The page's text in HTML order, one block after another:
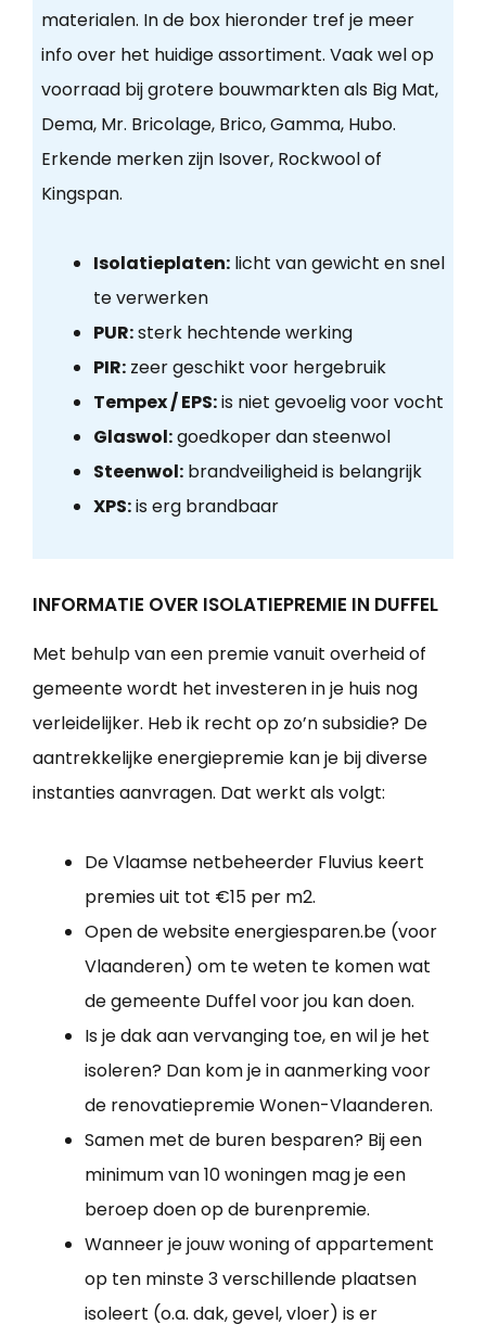
materialen. In de box hieronder tref je meer
info over het huidige assortiment. Vaak wel op
voorraad bij grotere bouwmarkten als Big Mat,
Dema, Mr. Bricolage, Brico, Gamma, Hubo.
Erkende merken zijn Isover, Rockwool of
Kingspan.
Isolatieplaten:licht van gewicht en snel
te verwerken
PUR:sterk hechtende werking
PIR:zeer geschikt voor hergebruik
Tempex / EPS:is niet gevoelig voor vocht
Glaswol:goedkoper dan steenwol
Steenwol:brandveiligheid is belangrijk
XPS:is erg brandbaar
INFORMATIE OVER ISOLATIEPREMIE IN DUFFEL
Met behulp van een premie vanuit overheid of
gemeente wordt het investeren in je huis nog
verleidelijker. Heb ik recht op zo’n subsidie? De
aantrekkelijke energiepremie kan je bij diverse
instanties aanvragen. Dat werkt als volgt:
De Vlaamse netbeheerder Fluvius keert
premies uit tot €15 per m2.
Open de website energiesparen.be (voor
Vlaanderen) om te weten te komen wat
de gemeente Duffel voor jou kan doen.
Is je dak aan vervanging toe, en wil je het
isoleren? Dan kom je in aanmerking voor
de renovatiepremie Wonen-Vlaanderen.
Samen met de buren besparen? Bij een
minimum van 10 woningen mag je een
beroep doen op de burenpremie.
Wanneer je jouw woning of appartement
op ten minste 3 verschillende plaatsen
isoleert (o.a. dak, gevel, vloer) is er